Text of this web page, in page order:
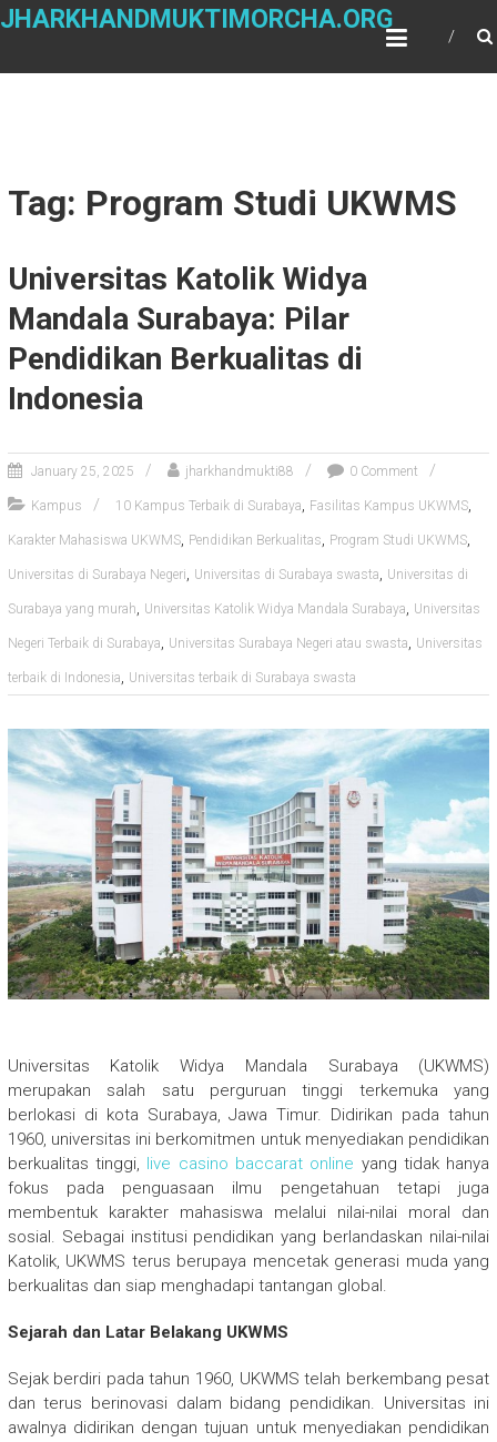
Skip
JHARKHANDMUKTIMORCHA.ORG
Tag: Program Studi UKWMS
Universitas Katolik Widya
Mandala Surabaya: Pilar
Pendidikan Berkualitas di
Indonesia
January 25, 2025 jharkhandmukti88 0 Comment
Kampus 10 Kampus Terbaik di Surabaya, Fasilitas Kampus UKWMS,
Karakter Mahasiswa UKWMS, Pendidikan Berkualitas, Program Studi UKWMS,
Universitas di Surabaya Negeri, Universitas di Surabaya swasta, Universitas di
Surabaya yang murah, Universitas Katolik Widya Mandala Surabaya, Universitas
Negeri Terbaik di Surabaya, Universitas Surabaya Negeri atau swasta, Universitas
terbaik di Indonesia, Universitas terbaik di Surabaya swasta
Universitas Katolik Widya Mandala Surabaya (UKWMS)
merupakan salah satu perguruan tinggi terkemuka yang
berlokasi di kota Surabaya, Jawa Timur. Didirikan pada tahun
1960, universitas ini berkomitmen untuk menyediakan pendidikan
berkualitas tinggi,
live casino baccarat online yang tidak hanya
fokus pada penguasaan ilmu pengetahuan tetapi juga
membentuk karakter mahasiswa melalui nilai-nilai moral dan
sosial. Sebagai institusi pendidikan yang berlandaskan nilai-nilai
Katolik, UKWMS terus berupaya mencetak generasi muda yang
berkualitas dan siap menghadapi tantangan global.
Sejarah dan Latar Belakang UKWMS
Sejak berdiri pada tahun 1960, UKWMS telah berkembang pesat
dan terus berinovasi dalam bidang pendidikan. Universitas ini
awalnya didirikan dengan tujuan untuk menyediakan pendidikan